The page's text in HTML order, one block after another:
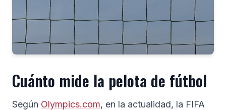
Cuánto mide la pelota de fútbol
Según Olympics.com, en la actualidad, la FIFA